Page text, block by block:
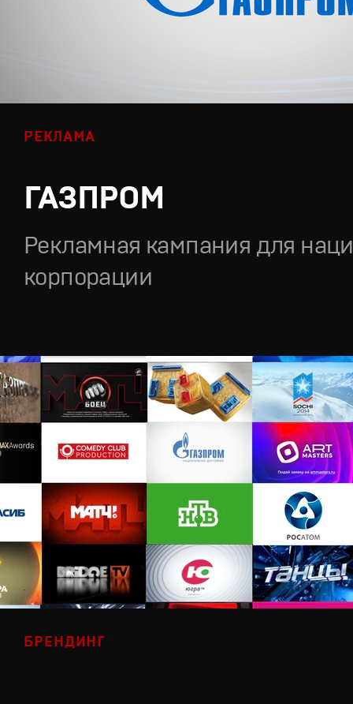
РЕКЛАМА
ГАЗПРОМ
Рекламная кампания для
корпорации
БРЕНДИНГ